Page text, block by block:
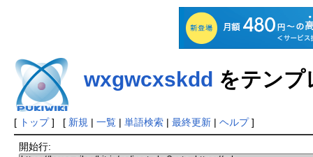
wxgwcxskdd をテンプ
[ トップ] [ 新規 | 一覧| 単語検索| 最終更新| ヘルプ]
開始行: